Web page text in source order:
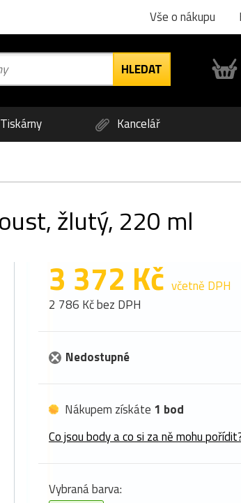
Vše o nákupu
Tiskárny Kancelář
žlutý, 220 ml
3 372 Kč včetně DPH
2 786 Kč bez DPH
Nedostupné
Nákupem získáte 1 bod
Co jsou body a co si za ně mohu
Vybraná barva: